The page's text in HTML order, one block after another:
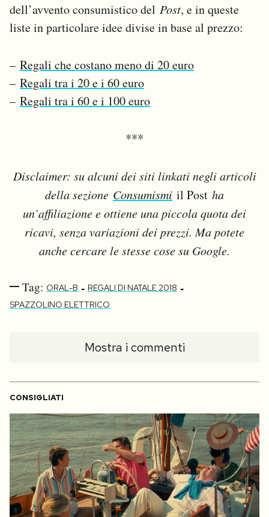
dell’avvento consumistico del Post, e in queste
liste in particolare idee divise in base al prezzo:
– Regali che costano meno di 20 euro
– Regali tra i 20 e i 60 euro
– Regali tra i 60 e i 100 euro
***
Disclaimer: su alcuni dei siti linkati negli articoli
della sezione Consumismi il Post ha
un’affiliazione e ottiene una piccola quota dei
ricavi, senza variazioni dei prezzi. Ma potete
anche cercare le stesse cose su Google.
Tag: ORAL-B - REGALI DI NATALE 2018 -
SPAZZOLINO ELETTRICO
Mostra i commenti
CONSIGLIATI